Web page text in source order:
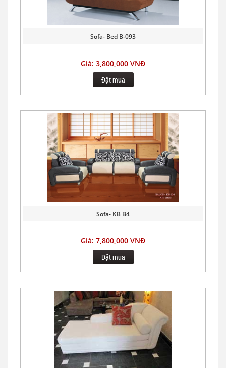
Sofa- Bed B-093
Giá: 3,800,000 VNĐ
Đặt mua
Sofa- KB B4
Giá: 7,800,000 VNĐ
Đặt mua